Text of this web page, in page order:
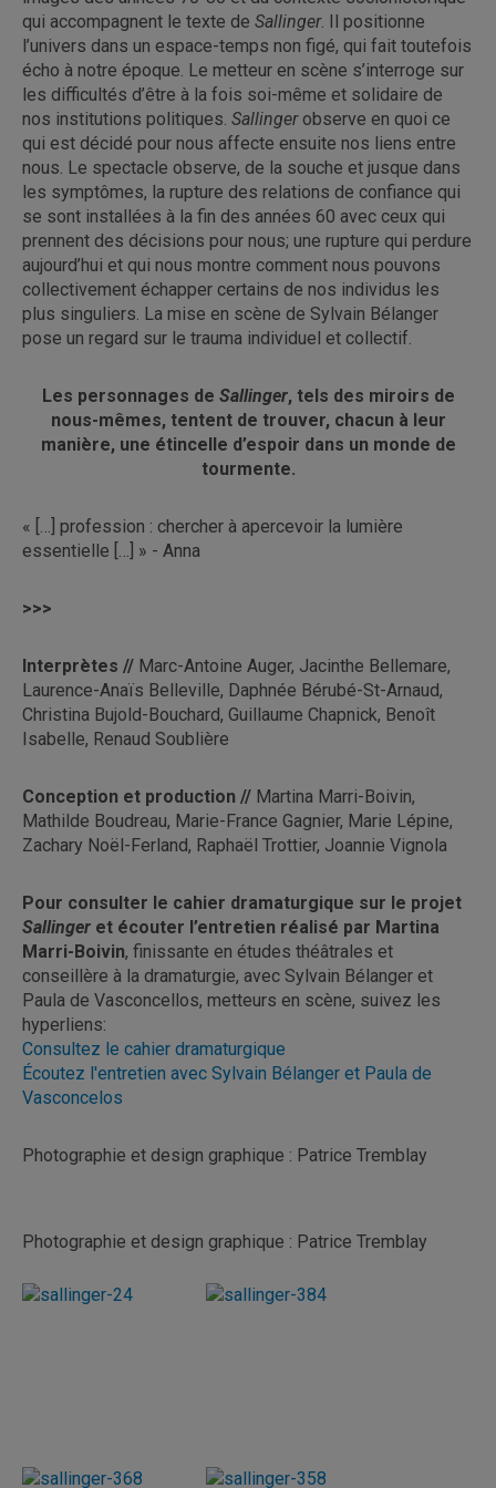
qui accompagnent le texte de Sallinger. Il positionne
l’univers dans un espace-temps non figé, qui fait toutefois
écho à notre époque. Le metteur en scène s’interroge sur
les difficultés d’être à la fois soi-même et solidaire de
nos institutions politiques. Sallingerobserve en quoi ce
qui est décidé pour nous affecte ensuite nos liens entre
nous. Le spectacle observe, de la souche et jusque dans
les symptômes, la rupture des relations de confiance qui
se sont installées à la fin des années 60 avec ceux qui
prennent des décisions pour nous; une rupture qui perdure
aujourd’hui et qui nous montre comment nous pouvons
collectivement échapper certains de nos individus les
plus singuliers. La mise en scène de Sylvain Bélanger
pose un regard sur le trauma individuel et collectif.
Les personnages de Sallinger, tels des miroirs de
nous-mêmes, tentent de trouver, chacun à leur
manière, une étincelle d’espoir dans un monde de
tourmente.
« […] profession : chercher à apercevoir la lumière
essentielle […] » - Anna
>>>
Interprètes // Marc-Antoine Auger, Jacinthe Bellemare,
Laurence-Anaïs Belleville, Daphnée Bérubé-St-Arnaud,
Christina Bujold-Bouchard, Guillaume Chapnick, Benoît
Isabelle, Renaud Soublière
Conception et production // Martina Marri-Boivin,
Mathilde Boudreau, Marie-France Gagnier, Marie Lépine,
Zachary Noël-Ferland, Raphaël Trottier, Joannie Vignola
Pour consulter le cahier dramaturgique sur le projet
Sallinger et écouter l’entretien réalisé par Martina
Marri-Boivin, finissante en études théâtrales et
conseillère à la dramaturgie, avec Sylvain Bélanger et
Paula de Vasconcellos, metteurs en scène, suivez les
hyperliens:
Consultez le cahier dramaturgique
Écoutez l'entretien avec Sylvain Bélanger et Paula de
Vasconcelos
Photographie et design graphique : Patrice Tremblay
Photographie et design graphique : Patrice Tremblay